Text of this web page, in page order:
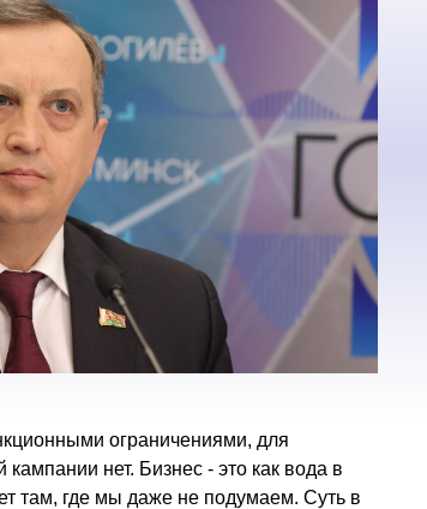
ограничениями, для
нет. Бизнес - это как вода в
там, где мы даже не подумаем. Суть в